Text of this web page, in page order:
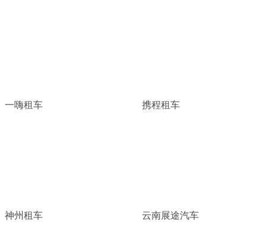
一嗨租车 携程租车
神州租车 云南展途汽车